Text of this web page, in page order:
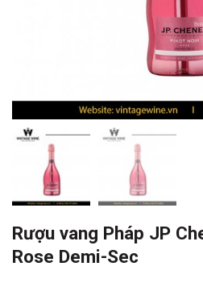
Rượu vang Pháp JP
Rose Demi-Sec